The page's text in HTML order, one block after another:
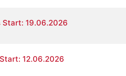
Start: 19.06.2026
12.06.2026